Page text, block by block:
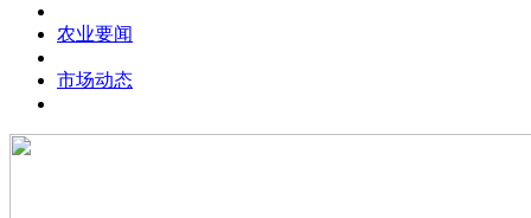
农业要闻
市场动态